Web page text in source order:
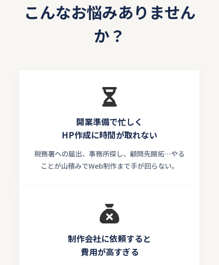
こんなお悩みありません
か？
開業準備で忙しく
HP作成に時間が取れない
税務署への届出、事務所探し、顧問先開拓…やる
ことが山積みでWeb制作まで手が回らない。
制作会社に依頼すると
費用が高すぎる